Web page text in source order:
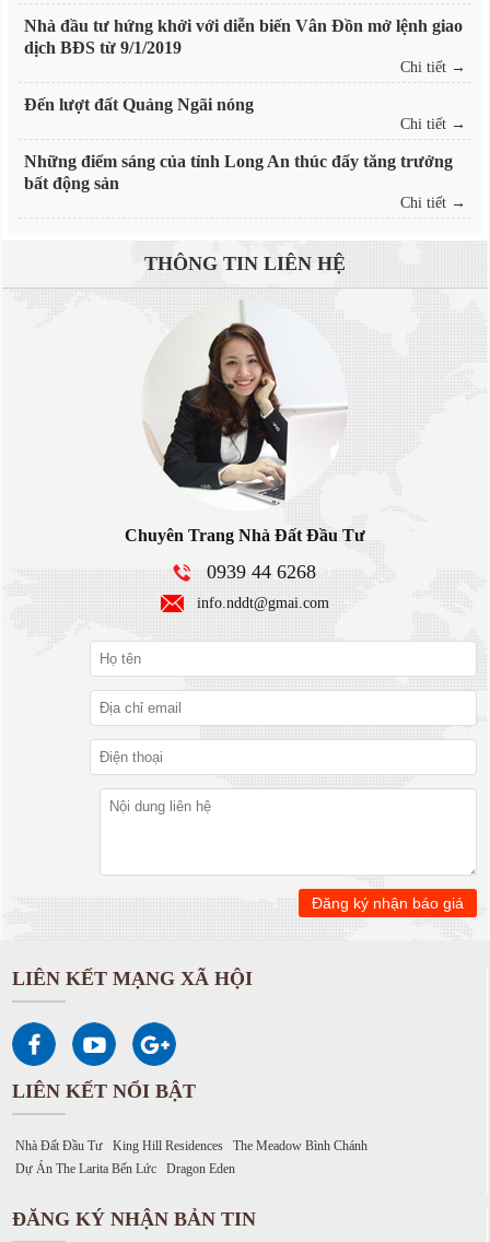
Nhà đầu tư hứng khởi với diễn biến Vân Đồn mở lệnh giao
dịch BĐS từ 9/1/2019
Chi tiết →
Đến lượt đất Quảng Ngãi nóng
Chi tiết →
Những điểm sáng của tỉnh Long An thúc đẩy tăng trưởng
bất động sản
Chi tiết →
THÔNG TIN LIÊN HỆ
Chuyên Trang Nhà Đất Đầu Tư
0939 44 6268
info.nddt@gmai.com
LIÊN KẾT MẠNG XÃ HỘI
LIÊN KẾT NỔI BẬT
Nhà Đất Đầu Tư King Hill Residences
The Meadow Bình Chánh
Dự Án The Larita Bến Lức
Dragon Eden
ĐĂNG KÝ NHẬN BẢN TIN